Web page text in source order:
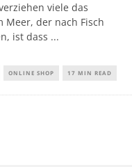
viele das
Meer, der nach Fisch
ist dass ...
ONLINE SHOP 17 MIN READ